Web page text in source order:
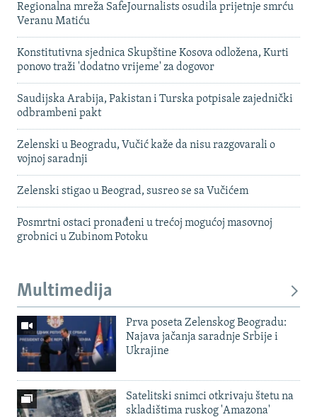
Regionalna mreža SafeJournalists osudila prijetnje smrću
Veranu Matiću
Konstitutivna sjednica Skupštine Kosova odložena, Kurti
ponovo traži 'dodatno vrijeme' za dogovor
Saudijska Arabija, Pakistan i Turska potpisale zajednički
odbrambeni pakt
Zelenski u Beogradu, Vučić kaže da nisu razgovarali o
vojnoj saradnji
Zelenski stigao u Beograd, susreo se sa Vučićem
Posmrtni ostaci pronađeni u trećoj mogućoj masovnoj
grobnici u Zubinom Potoku
Multimedija
Prva poseta Zelenskog Beogradu:
Najava jačanja saradnje Srbije i
Ukrajine
Satelitski snimci otkrivaju štetu na
skladištima ruskog 'Amazona'